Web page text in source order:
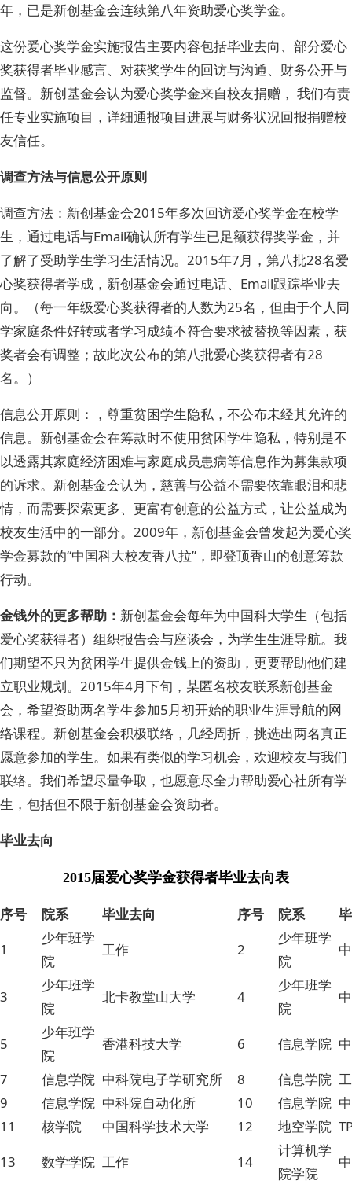
年，已是新创基金会连续第八年资助爱心奖学金。
这份爱心奖学金实施报告主要内容包括毕业去向、部分爱心
奖获得者毕业感言、对获奖学生的回访与沟通、财务公开与
监督。新创基金会认为爱心奖学金来自校友捐赠， 我们有责
任专业实施项目，详细通报项目进展与财务状况回报捐赠校
友信任。
调查方法与信息公开原则
调查方法：新创基金会2015年多次回访爱心奖学金在校学
生，通过电话与Email确认所有学生已足额获得奖学金，并
了解了受助学生学习生活情况。2015年7月，第八批28名爱
心奖获得者学成，新创基金会通过电话、Email跟踪毕业去
向。（每一年级爱心奖获得者的人数为25名，但由于个人同
学家庭条件好转或者学习成绩不符合要求被替换等因素，获
奖者会有调整；故此次公布的第八批爱心奖获得者有28
名。）
信息公开原则：，尊重贫困学生隐私，不公布未经其允许的
信息。新创基金会在筹款时不使用贫困学生隐私，特别是不
以透露其家庭经济困难与家庭成员患病等信息作为募集款项
的诉求。新创基金会认为，慈善与公益不需要依靠眼泪和悲
情，而需要探索更多、更富有创意的公益方式，让公益成为
校友生活中的一部分。2009年，新创基金会曾发起为爱心奖
学金募款的“中国科大校友香八拉”，即登顶香山的创意筹款
行动。
金钱外的更多帮助： 新创基金会每年为中国科大学生（包括
爱心奖获得者）组织报告会与座谈会，为学生生涯导航。我
们期望不只为贫困学生提供金钱上的资助，更要帮助他们建
立职业规划。2015年4月下旬，某匿名校友联系新创基金
会，希望资助两名学生参加5月初开始的职业生涯导航的网
络课程。新创基金会积极联络，几经周折，挑选出两名真正
愿意参加的学生。如果有类似的学习机会，欢迎校友与我们
联络。我们希望尽量争取，也愿意尽全力帮助爱心社所有学
生，包括但不限于新创基金会资助者。
毕业去向
2015届爱心奖学金获得者毕业去向表
序号 院系 毕业去向 序号 院系
1
少年班学
院
工作 2
少年班学
院
3
少年班学
院
北卡教堂山大学 4
少年班学
院
5
少年班学
院
香港科技大学 6 信息学院
7
信息学院 中科院电子学研究所 8 信息学院
9
信息学院 中科院自动化所 10 信息学院
11
核学院 中国科学技术大学 12 地空学院
13
数学学院 工作 14
计算机学
院学院